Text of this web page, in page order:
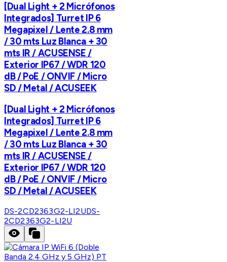
[Dual Light + 2 Micrófonos
Integrados] Turret IP 6
Megapixel / Lente 2.8 mm
/ 30 mts Luz Blanca + 30
mts IR / ACUSENSE /
Exterior IP67 / WDR 120
dB / PoE / ONVIF / Micro
SD / Metal / ACUSEEK
[Dual Light + 2 Micrófonos
Integrados] Turret IP 6
Megapixel / Lente 2.8 mm
/ 30 mts Luz Blanca + 30
mts IR / ACUSENSE /
Exterior IP67 / WDR 120
dB / PoE / ONVIF / Micro
SD / Metal / ACUSEEK
DS-2CD2363G2-LI2UDS-
2CD2363G2-LI2U